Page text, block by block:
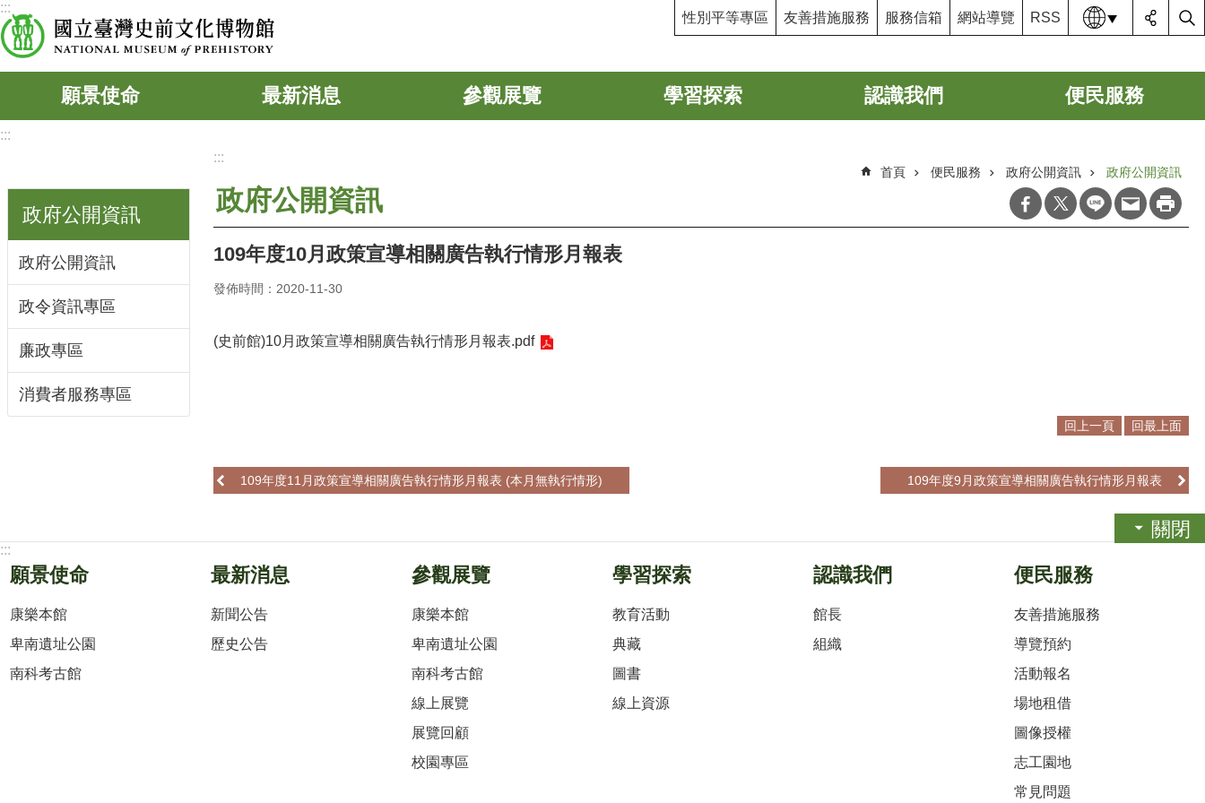
跳到主要內容區塊
:::
性別平等專區 友善措施服務 服務信箱 網站導覽 RSS 語系
願景使命 最新消息 參觀展覽 學習探索 認識我們 便民服務
:::
政府公開資訊
政府公開資訊
政令資訊專區
廉政專區
消費者服務專區
:::
首頁 便民服務 政府公開資訊 政府公開資訊
政府公開資訊
109年度10月政策宣導相關廣告執行情形月報表
發佈時間：2020-11-30
(史前館)10月政策宣導相關廣告執行情形月報表.pdf
回上一頁 回最上面
109年度11月政策宣導相關廣告執行情形月報表 (本月無執行情形) 109年度9月政策宣導相關廣告執行情形月報表
關閉
:::
願景使命
康樂本館
卑南遺址公園
南科考古館
最新消息
新聞公告
歷史公告
參觀展覽
康樂本館
卑南遺址公園
南科考古館
線上展覽
展覽回顧
校園專區
學習探索
教育活動
典藏
圖書
線上資源
認識我們
館長
組織
便民服務
友善措施服務
導覽預約
活動報名
場地租借
圖像授權
志工園地
常見問題